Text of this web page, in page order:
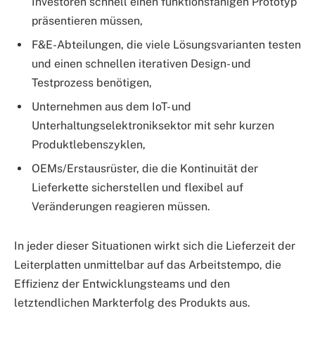
präsentieren müssen,
F&E-Abteilungen, die viele Lösungsvarianten testen
und einen schnellen iterativen Design- und
Testprozess benötigen,
Unternehmen aus dem IoT- und
Unterhaltungselektroniksektor mit sehr kurzen
Produktlebenszyklen,
OEMs/Erstausrüster, die die Kontinuität der
Lieferkette sicherstellen und flexibel auf
Veränderungen reagieren müssen.
In jeder dieser Situationen wirkt sich die Lieferzeit der
Leiterplatten unmittelbar auf das Arbeitstempo, die
Effizienz der Entwicklungsteams und den
letztendlichen Markterfolg des Produkts aus.